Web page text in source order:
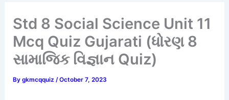
Std 8 Social Science Unit 11
Mcq Quiz Gujarati (ધોરણ 8
સામાજિક વિજ્ઞાન Quiz)
Bygkmcqquiz/October 7, 2023